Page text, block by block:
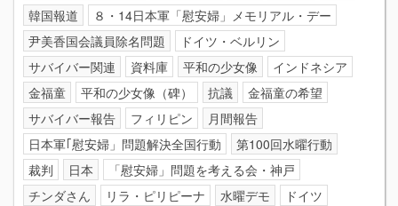
韓国報道
８・14日本軍「慰安婦」メモリアル・デー
尹美香国会議員除名問題
ドイツ・ベルリン
サバイバー関連
資料庫 平和の少女像
インドネシア
金福童
平和の少女像（碑） 抗議
金福童の希望
サバイバー報告
フィリピン
月間報告
日本軍｢慰安婦」問題解決全国行動
第100回水曜行動
裁判
日本
「慰安婦」問題を考える会・神戸
チンダさん
リラ・ピリピーナ 水曜デモ
ドイツ